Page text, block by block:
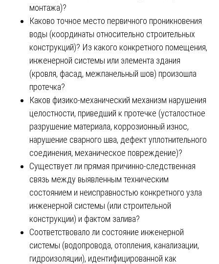
монтажа)?
Каково точное место первичного проникновения
воды (координаты относительно строительных
конструкций)? Из какого конкретного помещения,
инженерной системы или элемента здания
(кровля, фасад, межпанельный шов) произошла
протечка?
Каков физико-механический механизм нарушения
целостности, приведший к протечке (усталостное
разрушение материала, коррозионный износ,
нарушение сварного шва, дефект уплотнительного
соединения, механическое повреждение)?
Существует ли прямая причинно-следственная
связь между выявленным техническим
состоянием и неисправностью конкретного узла
инженерной системы (или строительной
конструкции) и фактом залива?
Соответствовало ли состояние инженерной
системы (водопровода, отопления, канализации,
гидроизоляции), идентифицированной как